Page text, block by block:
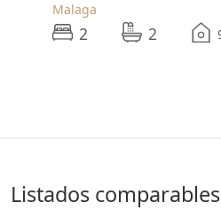
Malaga
2 2
listados comparables